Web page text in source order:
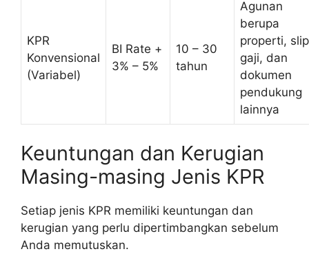
KPR
Konvensional
(Variabel)
BI Rate +
3% – 5%
10 – 30
tahun
Agunan
berupa
properti, slip
gaji, dan
dokumen
pendukung
lainnya
Keuntungan dan Kerugian
Masing-masing Jenis KPR
Setiap jenis KPR memiliki keuntungan dan
kerugian yang perlu dipertimbangkan sebelum
Anda memutuskan.